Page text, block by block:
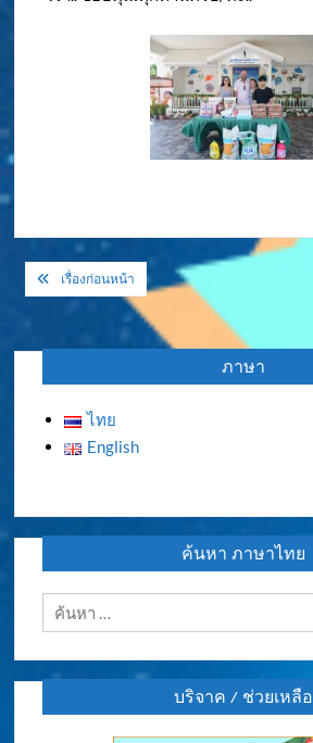
แนะแนว
เรื่อง
เรื่องก่อนหน้า
ภาษา
ไทย
English
ค้นหา ภาษาไทย
บริจาค / ช่วยเหลือ